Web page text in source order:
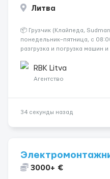
Литва
📦 Грузчик (Клайпеда,
понедельник–пятница, с
разгрузка и погрузка машин
выполнение других
Требования: ...
RBK Litva
Агентство
34 секунды назад
3000+ €